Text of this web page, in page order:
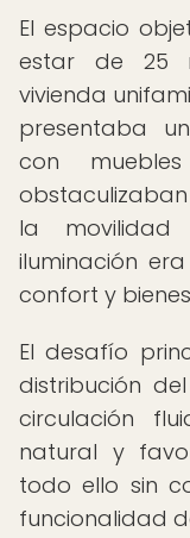
El espacio
estar de 25
vivienda
presentaba
con
la
iluminación
confort y
El desafío
distribución
circulación
natural y
todo ello sin
funcionalidad